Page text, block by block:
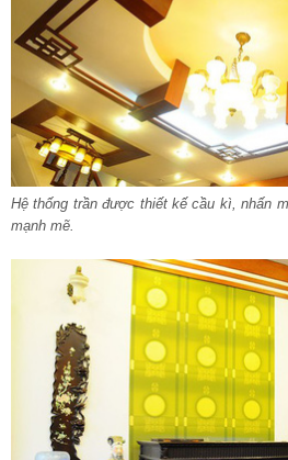
Hệ thống trần được thiết kế cầu kì, nhấn
mạnh mẽ.